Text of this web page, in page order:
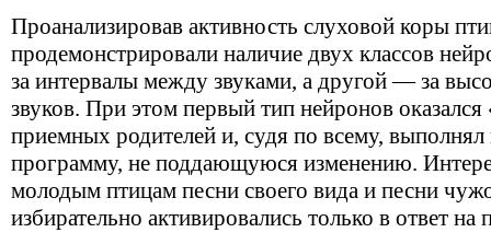
Проанализировав активность слуховой коры
продемонстрировали наличие двух классов
за интервалы между звуками, а другой — за
звуков. При этом первый тип нейронов
приемных родителей и, судя по всему,
программу, не поддающуюся изменению.
молодым птицам песни своего вида и песни
избирательно активировались только в ответ на